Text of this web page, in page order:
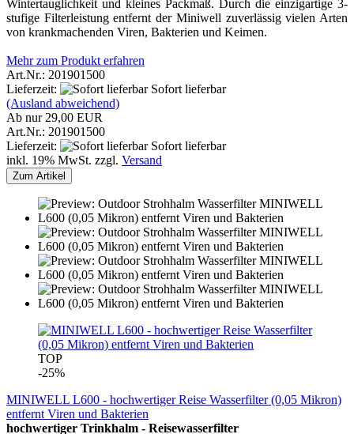
Wintertauglichkeit und kleines Packmaß. Durch die einzigartige 3-
stufige Filterleistung entfernt der Miniwell zuverlässig vielen Arten
von krankmachenden Viren, Bakterien und Keimen.
Mehr zum Produkt erfahren
Art.Nr.: 201901500
Lieferzeit:
Sofort lieferbar
(Ausland abweichend)
Ab nur 29,00 EUR
Art.Nr.: 201901500
Lieferzeit:
Sofort lieferbar
inkl. 19% MwSt. zzgl. Versand
Zum Artikel
TOP
-25%
MINIWELL L600 - hochwertiger Reise Wasserfilter (0,05 Mikron)
entfernt Viren und Bakterien
hochwertiger Trinkhalm - Reisewasserfilter